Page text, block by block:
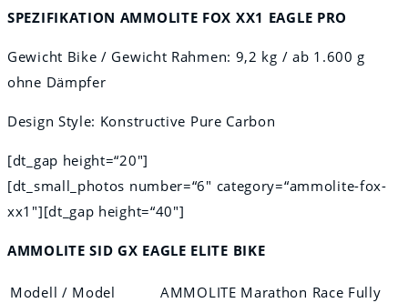
SPEZIFIKATION AMMOLITE FOX XX1 EAGLE PRO
Gewicht Bike / Gewicht Rahmen: 9,2 kg / ab 1.600 g
ohne Dämpfer
Design Style: Konstructive Pure Carbon
[dt_gap height=“20″]
[dt_small_photos number=“6″ category=“ammolite-fox-
xx1″][dt_gap height=“40″]
AMMOLITE SID GX EAGLE ELITE BIKE
Modell / Model
AMMOLITE Marathon Race Fully